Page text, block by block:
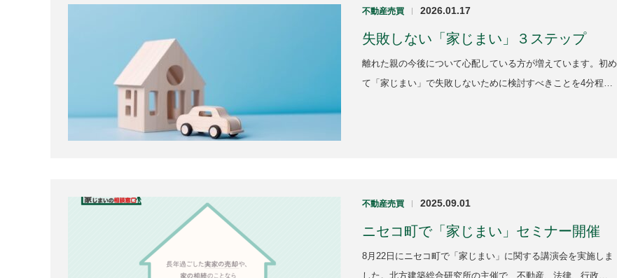
不動産売買 | 2026.01.17
失敗しない「家じまい」３ステップ
離れた親の今後について心配している方が増えています。初め
て「家じまい」で失敗しないために検討すべきことを4分程…
不動産売買 | 2025.09.01
ニセコ町で「家じまい」セミナー開催
8月22日にニセコ町で「家じまい」に関する講演会を実施しま
した。北方建築総合研究所の主催で、不動産、法律、行政…